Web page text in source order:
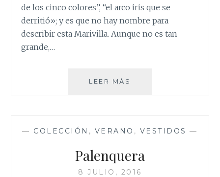
de los cinco colores”, “el arco iris que se
derritió»; y es que no hay nombre para
describir esta Marivilla. Aunque no es tan
grande,…
LEER MÁS
— COLECCIÓN , VERANO , VESTIDOS —
Palenquera
8 JULIO, 2016